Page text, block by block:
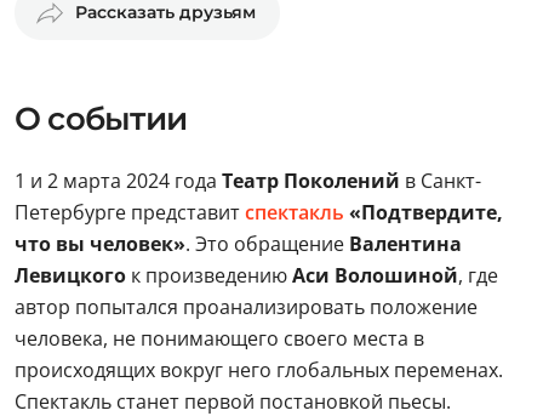
Рассказать друзьям
О событии
1 и 2 марта 2024 года Театр Поколений в Санкт-
Петербурге представитспектакль «Подтвердите,
что вы человек». Это обращение Валентина
Левицкого к произведениюАси Волошиной, где
автор попытался проанализировать положение
человека, не понимающего своего места в
происходящих вокруг него глобальных переменах.
Спектакль станет первой постановкой пьесы.